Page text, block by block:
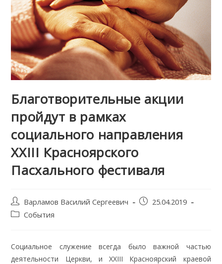
Благотворительные акции
пройдут в рамках
социального направления
XXIII Красноярского
Пасхального фестиваля
Post
author:
Варламов Василий Сергеевич
Запись25.04.2019
PostСобытия
Социальное служение всегда было важной частью
деятельности Церкви, и XXIII Красноярский краевой